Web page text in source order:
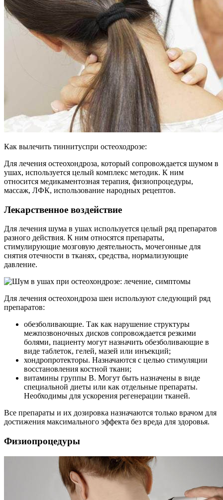
Как вылечить тиннитуспри остеоходрозе:
Для лечения остеохондроза, который сопровождается шумом в
ушах, используется целый комплекс методик. К ним
относится медикаментозная терапия, физиопроцедуры,
массаж, ЛФК, использование народных рецептов.
Лекарственное воздействие
Для лечения шума в ушах используется целый ряд препаратов
разного действия. К ним относятся препараты,
стимулирующие мозговую деятельность, мочегонные для
снятия отечности в тканях, средства, нормализующие
давление.
Для лечения остеохондроза шеи используют следующий ряд
препаратов:
обезболивающие. Так как нарушение структуры
межпозвоночных дисков сопровождается резкими
болями, пациенту могут назначить обезболивающие в
виде таблеток, гелей, мазей или инъекций;
хондропротекторы. Назначаются с целью стимуляции
восстановления костной ткани;
витамины группы В. Могут быть назначены в виде
специальной диеты или как отдельные препараты.
Необходимы для ускорения регенерации тканей.
Все препараты и их дозировка назначаются только врачом для
достижения максимального эффекта без вреда для здоровья.
Физиопроцедуры